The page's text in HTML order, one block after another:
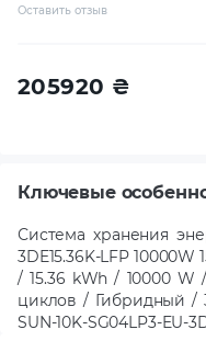
Оставить отзыв
205920 ₴
Ключевые
Система хранения
3DE15.36K-LFP
/ 15.36 kWh / 10000 W
циклов / Гибридный /
SUN-10K-SG04LP3-EU-